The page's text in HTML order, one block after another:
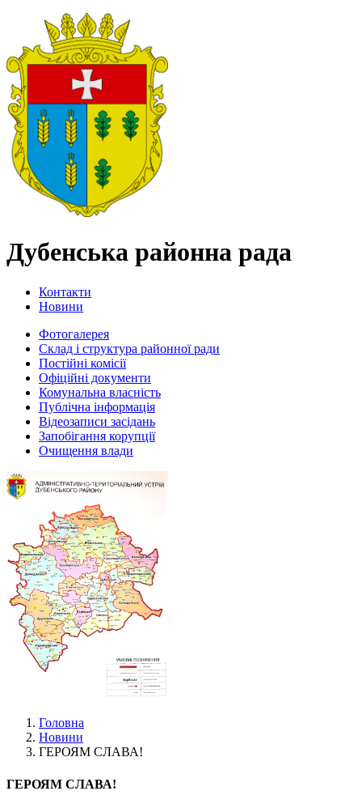
Дубенська районна рада
Контакти
Новини
Фотогалерея
Склад і структура районної ради
Постійні комісії
Офіційні документи
Комунальна власність
Публічна інформація
Відеозаписи засідань
Запобігання корупції
Очищення влади
Головна
Новини
ГЕРОЯМ СЛАВА!
ГЕРОЯМ СЛАВА!